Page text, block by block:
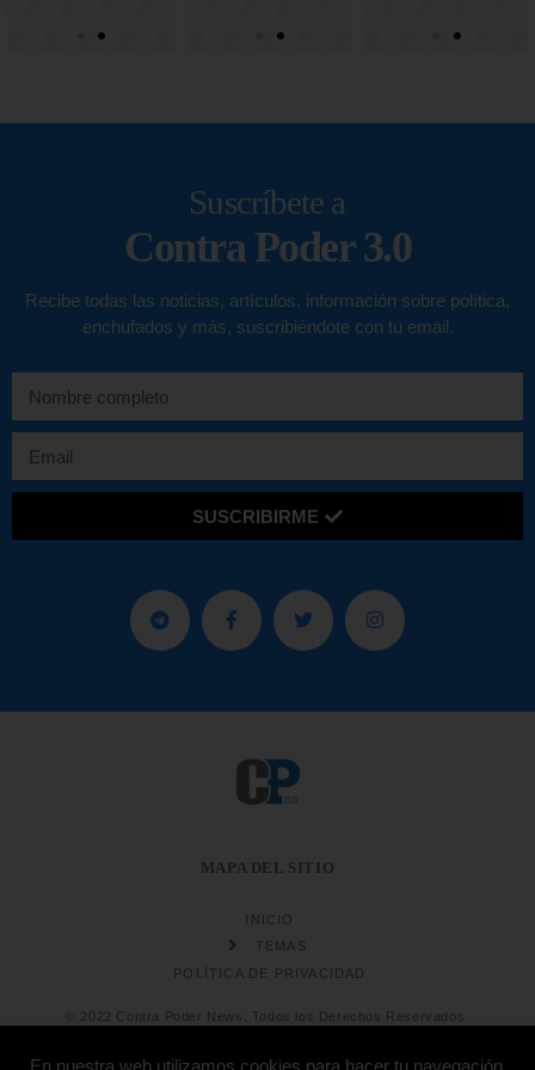
Suscríbete a
Contra Poder 3.0
Recibe todas las noticias, artículos, información sobre política,
enchufados y más, suscribiéndote con tu email.
SUSCRIBIRME
MAPA DEL SITIO
INICIO
TEMAS
POLÍTICA DE PRIVACIDAD
© 2022 Contra Poder News. Todos los Derechos Reservados.